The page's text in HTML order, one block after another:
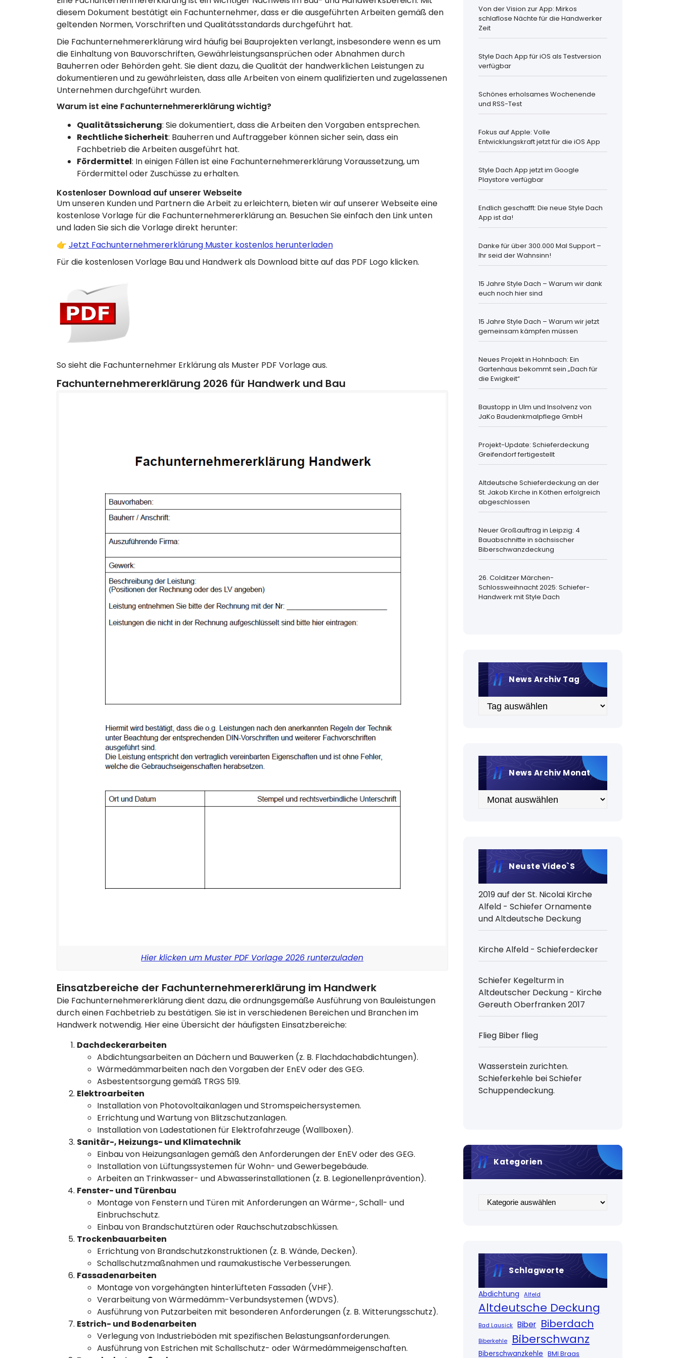
diesem Dokument bestätigt ein Fachunternehmer, dass er die ausgeführten Arbeiten gemäß den
geltenden Normen, Vorschriften und Qualitätsstandards durchgeführt hat.
Die Fachunternehmererklärung wird häufig bei Bauprojekten verlangt, insbesondere wenn es um
die Einhaltung von Bauvorschriften, Gewährleistungsansprüchen oder Abnahmen durch
Bauherren oder Behörden geht. Sie dient dazu, die Qualität der handwerklichen Leistungen zu
dokumentieren und zu gewährleisten, dass alle Arbeiten von einem qualifizierten und zugelassenen
Unternehmen durchgeführt wurden.
Warum ist eine Fachunternehmererklärung wichtig?
Qualitätssicherung: Sie dokumentiert, dass die Arbeiten den Vorgaben entsprechen.
Rechtliche Sicherheit: Bauherren und Auftraggeber können sicher sein, dass ein
Fachbetrieb die Arbeiten ausgeführt hat.
Fördermittel: In einigen Fällen ist eine Fachunternehmererklärung Voraussetzung, um
Fördermittel oder Zuschüsse zu erhalten.
Kostenloser Download auf unserer Webseite
Um unseren Kunden und Partnern die Arbeit zu erleichtern, bieten wir auf unserer Webseite eine
kostenlose Vorlage für die Fachunternehmererklärung an. Besuchen Sie einfach den Link unten
und laden Sie sich die Vorlage direkt herunter:
👉 Jetzt Fachunternehmererklärung Muster kostenlos herunterladen
Für die kostenlosen Vorlage Bau und Handwerk als Download bitte auf das PDF Logo klicken.
So sieht die Fachunternehmer Erklärung als Muster PDF Vorlage aus.
Fachunternehmererklärung 2026 für Handwerk und Bau
Hier klicken um Muster PDF Vorlage 2026 runterzuladen
Einsatzbereiche der Fachunternehmererklärung im Handwerk
Die Fachunternehmererklärung dient dazu, die ordnungsgemäße Ausführung von Bauleistungen
durch einen Fachbetrieb zu bestätigen. Sie ist in verschiedenen Bereichen und Branchen im
Handwerk notwendig. Hier eine Übersicht der häufigsten Einsatzbereiche:
Dachdeckerarbeiten
Abdichtungsarbeiten an Dächern und Bauwerken (z. B. Flachdachabdichtungen).
Wärmedämmarbeiten nach den Vorgaben der EnEV oder des GEG.
Asbestentsorgung gemäß TRGS 519.
Elektroarbeiten
Installation von Photovoltaikanlagen und Stromspeichersystemen.
Errichtung und Wartung von Blitzschutzanlagen.
Installation von Ladestationen für Elektrofahrzeuge (Wallboxen).
Sanitär-, Heizungs- und Klimatechnik
Einbau von Heizungsanlagen gemäß den Anforderungen der EnEV oder des GEG.
Installation von Lüftungssystemen für Wohn- und Gewerbegebäude.
Arbeiten an Trinkwasser- und Abwasserinstallationen (z. B. Legionellenprävention).
Fenster- und Türenbau
Montage von Fenstern und Türen mit Anforderungen an Wärme-, Schall- und
Einbruchschutz.
Einbau von Brandschutztüren oder Rauchschutzabschlüssen.
Trockenbauarbeiten
Errichtung von Brandschutzkonstruktionen (z. B. Wände, Decken).
Schallschutzmaßnahmen und raumakustische Verbesserungen.
Fassadenarbeiten
Montage von vorgehängten hinterlüfteten Fassaden (VHF).
Verarbeitung von Wärmedämm-Verbundsystemen (WDVS).
Ausführung von Putzarbeiten mit besonderen Anforderungen (z. B. Witterungsschutz).
Estrich- und Bodenarbeiten
Verlegung von Industrieböden mit spezifischen Belastungsanforderungen.
Ausführung von Estrichen mit Schallschutz- oder Wärmedämmeigenschaften.
Von der Vision zur App: Mirkos
schlaflose Nächte für die Handwerker
Zeit
Style Dach App für iOS als Testversion
verfügbar
Schönes erholsames Wochenende
und RSS-Test
Fokus auf Apple: Volle
Entwicklungskraft jetzt für die iOS App
Style Dach App jetzt im Google
Playstore verfügbar
Endlich geschafft: Die neue Style Dach
App ist da!
Danke für über 300.000 Mal Support –
Ihr seid der Wahnsinn!
15 Jahre Style Dach – Warum wir dank
euch noch hier sind
15 Jahre Style Dach – Warum wir jetzt
gemeinsam kämpfen müssen
Neues Projekt in Hohnbach: Ein
Gartenhaus bekommt sein „Dach für
die Ewigkeit“
Baustopp in Ulm und Insolvenz von
JaKo Baudenkmalpflege GmbH
Projekt-Update: Schieferdeckung
Greifendorf fertigestellt
Altdeutsche Schieferdeckung an der
St. Jakob Kirche in Köthen erfolgreich
abgeschlossen
Neuer Großauftrag in Leipzig: 4
Bauabschnitte in sächsischer
Biberschwanzdeckung
26. Colditzer Märchen-
Schlossweihnacht 2025: Schiefer-
Handwerk mit Style Dach
News Archiv Tag
Archiv
News Archiv Monat
Archiv
Neuste Video`s
2019 auf der St. Nicolai Kirche
Alfeld - Schiefer Ornamente
und Altdeutsche Deckung
Kirche Alfeld - Schieferdecker
Schiefer Kegelturm in
Altdeutscher Deckung - Kirche
Gereuth Oberfranken 2017
Flieg Biber flieg
Wasserstein zurichten.
Schieferkehle bei Schiefer
Schuppendeckung.
Kategorien
Kategorien
Schlagworte
Abdichtung Alfeld
Altdeutsche Deckung
Bad Lausick Biber Biberdach
Biberkehle Biberschwanz
Biberschwanzkehle BMI Braas